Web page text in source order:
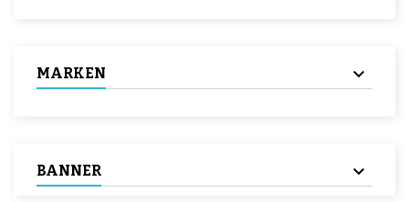
MARKEN
BANNER